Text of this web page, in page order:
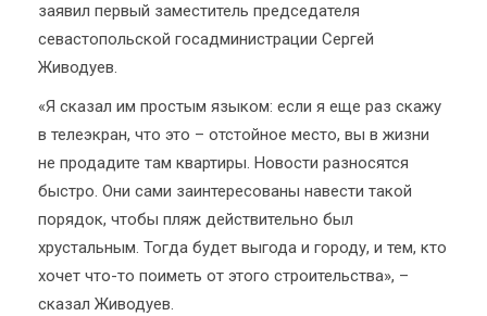
заявил первый заместитель председателя
севастопольской госадминистрации Сергей
Живодуев.
«Я сказал им простым языком: если я еще раз скажу
в телеэкран, что это – отстойное место, вы в жизни
не продадите там квартиры. Новости разносятся
быстро. Они сами заинтересованы навести такой
порядок, чтобы пляж действительно был
хрустальным. Тогда будет выгода и городу, и тем, кто
хочет что-то поиметь от этого строительства», –
сказал Живодуев.